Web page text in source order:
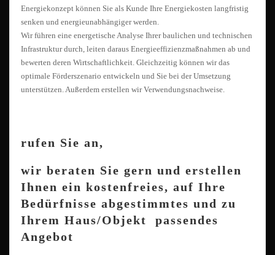
Energiekonzept können Sie als Kunde Ihre Energiekosten langfristig
senken und energieunabhängiger werden.
Wir führen eine energetische Analyse Ihrer baulichen und technischen
Infrastruktur durch, leiten daraus Energieeffizienzmaßnahmen ab und
bewerten deren Wirtschaftlichkeit. Gleichzeitig können wir das
optimale Förderszenario entwickeln und Sie bei der Umsetzung
unterstützen. Außerdem erstellen wir Verwendungsnachweise.
rufen Sie an,
wir beraten Sie gern und erstellen
Ihnen ein kostenfreies, auf Ihre
Bedürfnisse abgestimmtes und zu
Ihrem Haus/Objekt passendes
Angebot